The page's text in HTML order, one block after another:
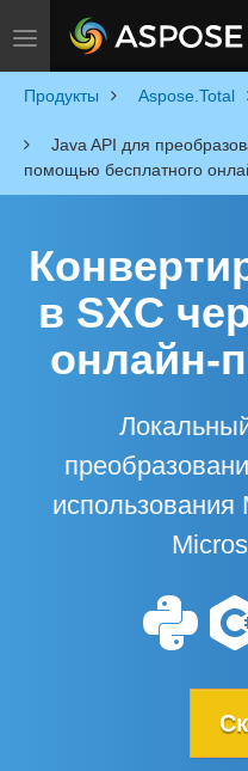
Toggle navigation
Продукты Aspose.Total
Java API для
помощью бесплатного
в SXC
онлайн-
использования